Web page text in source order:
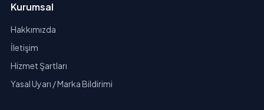
Kurumsal
Hakkımızda
İletişim
Hizmet Şartları
Yasal Uyarı / Marka Bildirimi